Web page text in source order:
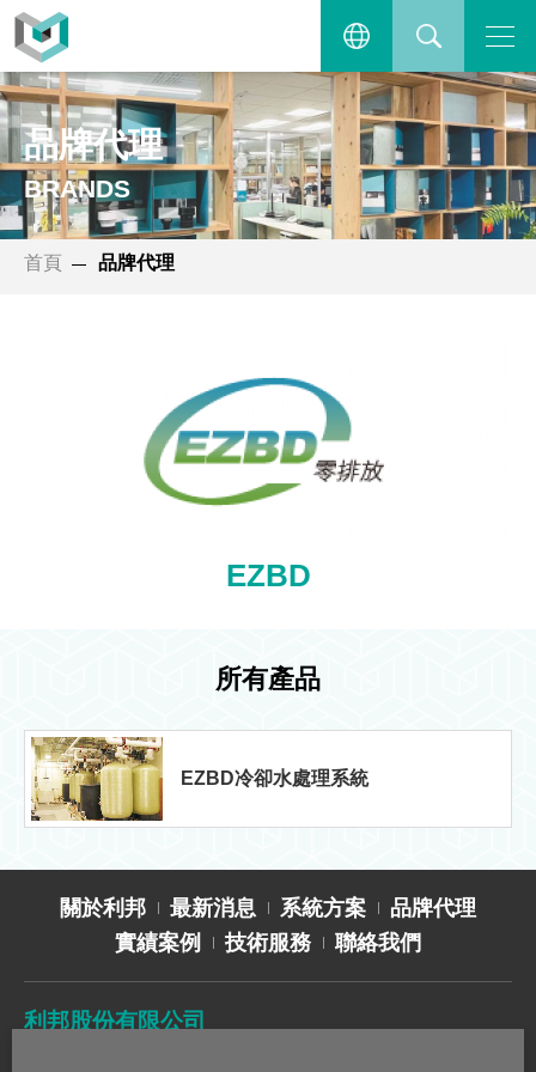
主選單 繁體中文
ENGLISH
搜尋
品牌代理
BRANDS
首頁 品牌代理
EZBD
所有產品
EZBD冷卻水處理系統
關於利邦 最新消息 系統方案
品牌代理
實績案例
技術服務 聯絡我們
利邦股份有限公司